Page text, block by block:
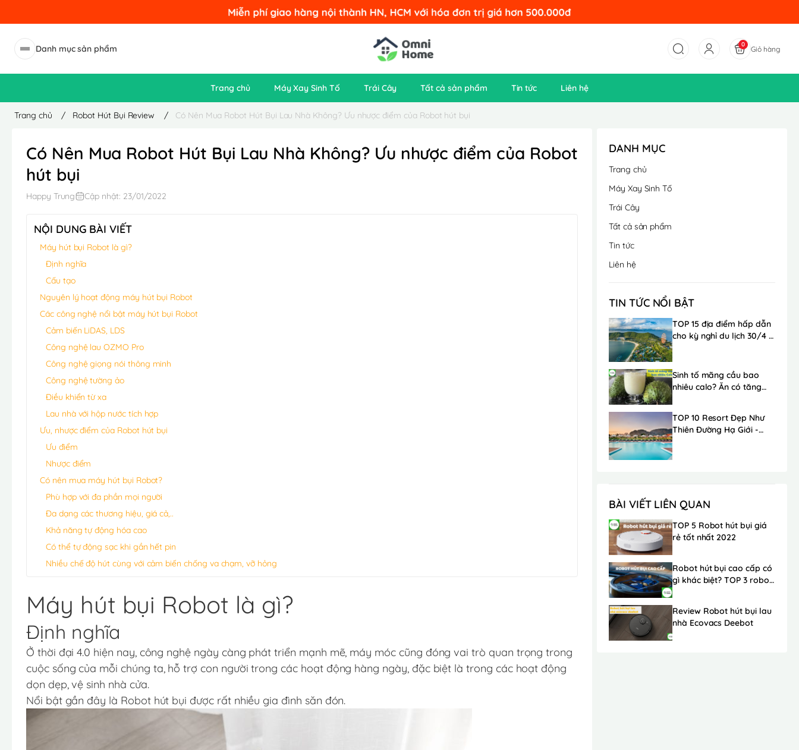
Danh mục sản phẩm 0
Giỏ hàng
Trang chủ Máy Xay Sinh Tố Trái Cây Tất cả sản phẩm Tin tức Liên hệ
Trang chủ / Robot Hút Bụi Review / Có Nên Mua Robot Hút Bụi Lau Nhà Không? Ưu nhược điểm của Robot hút bụi
Có Nên Mua Robot Hút Bụi Lau Nhà Không? Ưu nhược điểm của Robot
hút bụi
Happy Trung Cập nhật: 23/01/2022
NỘI DUNG BÀI VIẾT
Máy hút bụi Robot là gì?
Định nghĩa
Cấu tạo
Nguyên lý hoạt động máy hút bụi Robot
Các công nghệ nổi bật máy hút bụi Robot
Cảm biến LiDAS, LDS
Công nghệ lau OZMO Pro
Công nghệ giọng nói thông minh
Công nghệ tường ảo
Điều khiển từ xa
Lau nhà với hộp nước tích hợp
Ưu, nhược điểm của Robot hút bụi
Ưu điểm
Nhược điểm
Có nên mua máy hút bụi Robot?
Phù hợp với đa phần mọi người
Đa dạng các thương hiệu, giá cả,..
Khả năng tự động hóa cao
Có thể tự động sạc khi gần hết pin
Nhiều chế độ hút cùng với cảm biến chống va chạm, vỡ hỏng
Máy hút bụi Robot là gì?
Định nghĩa
Ở thời đại 4.0 hiện nay, công nghệ ngày càng phát triển mạnh mẽ, máy móc cũng đóng vai trò quan trọng trong
cuộc sống của mỗi chúng ta, hỗ trợ con người trong các hoạt động hàng ngày, đặc biệt là trong các hoạt động
dọn dẹp, vệ sinh nhà cửa.
Nổi bật gần đây là Robot hút bụi được rất nhiều gia đình săn đón.
DANH MỤC
Trang chủ
Máy Xay Sinh Tố
Trái Cây
Tất cả sản phẩm
Tin tức
Liên hệ
TIN TỨC NỔI BẬT
TOP 15 địa điểm hấp dẫn
cho kỳ nghỉ du lịch 30/4 -
Sinh tố mãng cầu bao
nhiêu calo? Ăn có tăng
TOP 10 Resort Đẹp Như
Thiên Đường Hạ Giới -
BÀI VIẾT LIÊN QUAN
TOP 5 Robot hút bụi giá
rẻ tốt nhất 2022
Robot hút bụi cao cấp có
gì khác biệt? TOP 3 robot
Review Robot hút bụi lau
nhà Ecovacs Deebot